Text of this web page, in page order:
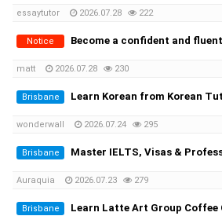
essaytutor 2026.07.28 222
Notice Become a confident and fluent English
matt 2026.07.28 230
Brisbane Learn Korean from Korean
wonderwall 2026.07.24 295
Brisbane Master IELTS, Visas & Professional English in
Auraquia 2026.07.23 279
Brisbane Learn Latte Art Group Coffee